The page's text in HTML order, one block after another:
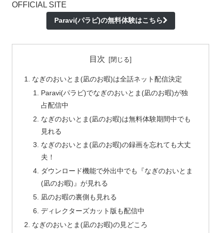
OFFICIAL SITE
Paravi(パラビ)の無料体験はこちら
目次
なぎのおいとま(凪のお暇)は全話ネット配信決定
Paravi(パラビ)でなぎのおいとま(凪のお暇)が独
占配信中
なぎのおいとま(凪のお暇)は無料体験期間中でも
見れる
なぎのおいとま(凪のお暇)の録画を忘れても大丈
夫！
ダウンロード機能で外出中でも『なぎのおいとま
(凪のお暇)』が見れる
凪のお暇の裏側も見れる
ディレクターズカット版も配信中
なぎのおいとま(凪のお暇)の見どころ